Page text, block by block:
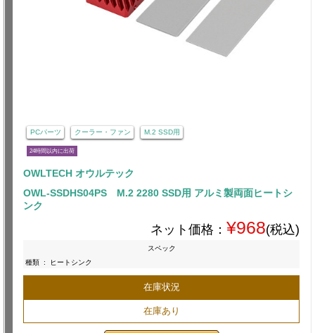
PCパーツ クーラー・ファン M.2 SSD用
24時間以内に出荷
OWLTECH オウルテック
OWL-SSDHS04PS M.2 2280 SSD用 アルミ製両面ヒートシ
ンク
ネット価格： ¥968(税込)
スペック
種類 : ヒートシンク
在庫状況
在庫あり